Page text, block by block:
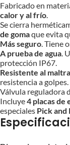
Fabricado en
calor y al frío.
Se cierra
de gomaque evita
Más seguro. Tiene
A prueba de agua.
protección IP67.
Resistente al
resistencia a golpes.
Válvula reguladora
Incluye4 placas de
especiales Pick and